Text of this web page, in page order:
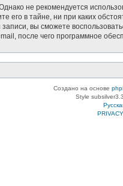
не рекомендуется
в тайне, ни при каких
вы сможете
после чего программное
Создано на основе
Style